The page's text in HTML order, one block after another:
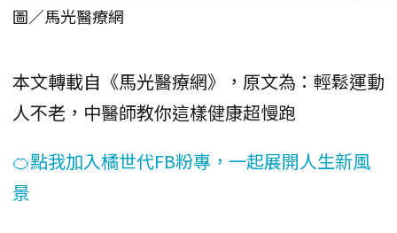
圖／馬光醫療網
本文轉載自《馬光醫療網》，原文為：輕鬆運動
人不老，中醫師教你這樣健康超慢跑
🍊點我加入橘世代FB粉專，一起展開人生新風
景